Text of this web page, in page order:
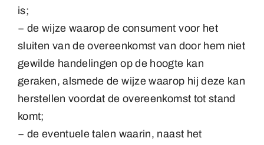
is;
− de wijze waarop de consument voor het
sluiten van de overeenkomst van door hem niet
gewilde handelingen op de hoogte kan
geraken, alsmede de wijze waarop hij deze kan
herstellen voordat de overeenkomst tot stand
komt;
− de eventuele talen waarin, naast het